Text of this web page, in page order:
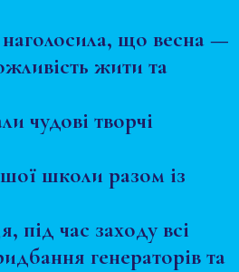
наголосила, що весна —
жити та
чудові творчі
школи разом із
час заходу всі
генераторів та